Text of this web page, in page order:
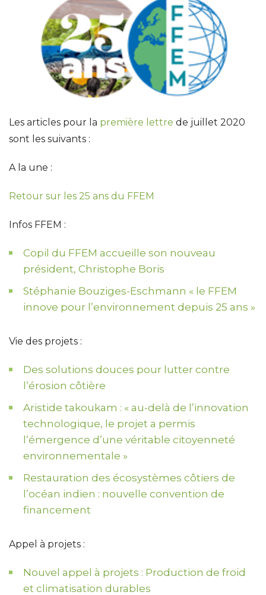
Les articles pour la première lettre de juillet 2020
sont les suivants :
A la une :
Retour sur les 25 ans du FFEM
Infos FFEM :
Copil du FFEM accueille son nouveau
président, Christophe Boris
Stéphanie Bouziges-Eschmann « le FFEM
innove pour l’environnement depuis 25 ans »
Vie des projets :
Des solutions douces pour lutter contre
l’érosion côtière
Aristide takoukam : « au-delà de l’innovation
technologique, le projet a permis
l’émergence d’une véritable citoyenneté
environnementale »
Restauration des écosystèmes côtiers de
l’océan indien : nouvelle convention de
financement
Appel à projets :
Nouvel appel à projets : Production de froid
et climatisation durables